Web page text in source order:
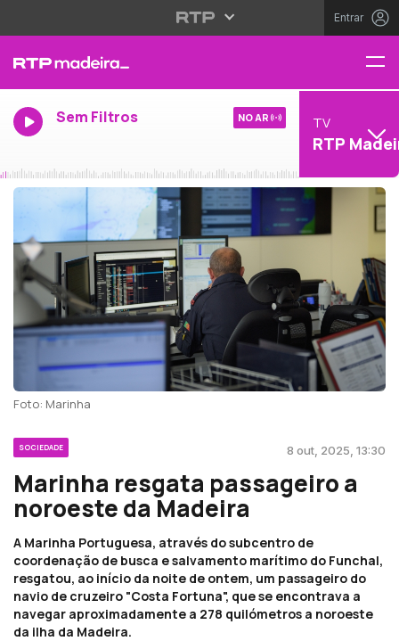
Entrar
Sem Filtros NO AR TV
RTP
Foto: Marinha
SOCIEDADE 8 out, 2025, 13:30
Marinha resgata passageiro a
noroeste da Madeira
A Marinha Portuguesa, através do subcentro de
coordenação de busca e salvamento marítimo do Funchal,
resgatou, ao início da noite de ontem, um passageiro do
navio de cruzeiro "Costa Fortuna", que se encontrava a
navegar aproximadamente a 278 quilómetros a noroeste
da ilha da Madeira.